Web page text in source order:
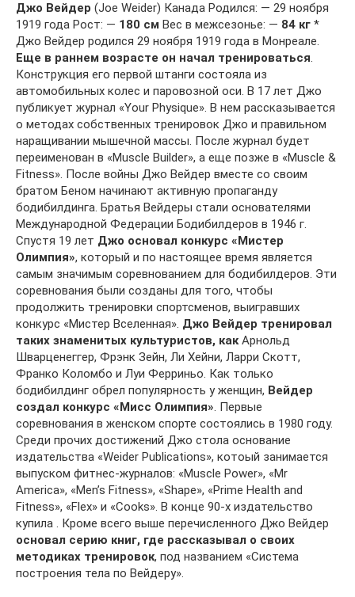
Джо Вейдер (Joe Weider) Канада Родился: — 29 ноября
1919 года Рост: — 180 см Вес в межсезонье: — 84 кг *
Джо Вейдер родился 29 ноября 1919 года в Монреале.
Еще в раннем возрасте он начал тренироваться.
Конструкция его первой штанги состояла из
автомобильных колес и паровозной оси. В 17 лет Джо
публикует журнал «Your Physique». В нем рассказывается
о методах собственных тренировок Джо и правильном
наращивании мышечной массы. После журнал будет
переименован в «Muscle Builder», а еще позже в «Muscle &
Fitness». После войны Джо Вейдер вместе со своим
братом Беном начинают активную пропаганду
бодибилдинга. Братья Вейдеры стали основателями
Международной Федерации Бодибилдеров в 1946 г.
Спустя 19 лет Джо основал конкурс «Мистер
Олимпия», который и по настоящее время является
самым значимым соревнованием для бодибилдеров. Эти
соревнования были созданы для того, чтобы
продолжить тренировки спортсменов, выигравших
конкурс «Мистер Вселенная». Джо Вейдер тренировал
таких знаменитых культуристов, какАрнольд
Шварценеггер, Фрэнк Зейн, Ли Хейни, Ларри Скотт,
Франко Коломбо и Луи Ферриньо. Как только
бодибилдинг обрел популярность у женщин, Вейдер
создал конкурс «Мисс Олимпия». Первые
соревнования в женском спорте состоялись в 1980 году.
Среди прочих достижений Джо стола основание
издательства «Weider Publications», котоый занимается
выпуском фитнес-журналов: «Muscle Power», «Mr
America», «Men’s Fitness», «Shape», «Prime Health and
Fitness», «Flex» и «Cooks». В конце 90-х издательство
купила . Кроме всего выше перечисленного Джо Вейдер
основал серию книг, где рассказывал о своих
методиках тренировок, под названием «Система
построения тела по Вейдеру».